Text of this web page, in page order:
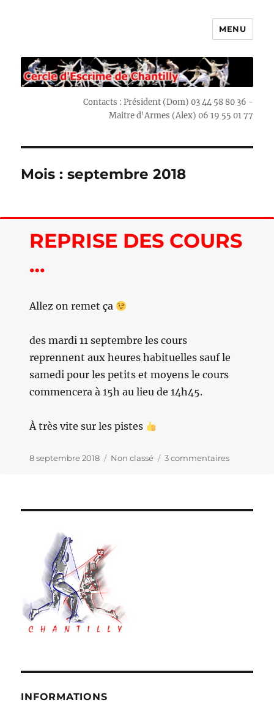
MENU
Contacts : Président (Dom) 03 44 58 80 36 -
Maitre d'Armes (Alex) 06 19 55 01 77
Mois : septembre 2018
REPRISE DES COURS
…
Allez on remet ça
des mardi 11 septembre les cours
reprennent aux heures habituelles sauf le
samedi pour les petits et moyens le cours
commencera à 15h au lieu de 14h45.
À très vite sur les pistes
Publié
8 septembre 2018 Catégories
Non classé 3 commentairessur
…
INFORMATIONS